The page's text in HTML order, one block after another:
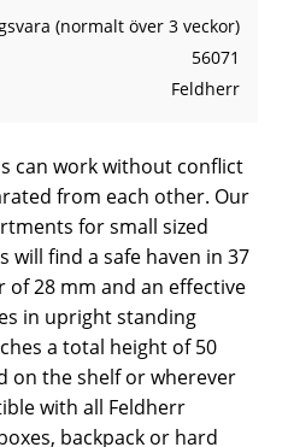
(normalt över 3 veckor)
56071
Feldherr
can work without conflict
from each other. Our
for small sized
find a safe haven in 37
of 28 mm and an effective
in upright standing
a total height of 50
on the shelf or wherever
with all Feldherr
backpack or hard